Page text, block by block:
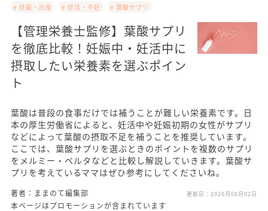
# 妊娠・出産 # 妊活・不妊 # 葉酸サプリ
【管理栄養士監修】葉酸サプリ
を徹底比較！妊娠中・妊活中に
摂取したい栄養素を選ぶポイン
ト
葉酸は普段の食事だけでは補うことが難しい栄養素です。日
本の厚生労働省によると、妊活中や妊娠初期の女性がサプリ
などによって葉酸の摂取不足を補うことを推奨しています。
ここでは、葉酸サプリを選ぶときのポイントを複数のサプリ
をメルミー・ベルタなどと比較し解説していきます。葉酸サ
プリを考えているママはぜひ参考にしてくださいね。
著者：ままのて編集部 更新日： 2026月08月02日
本ページはプロモーションが含まれています